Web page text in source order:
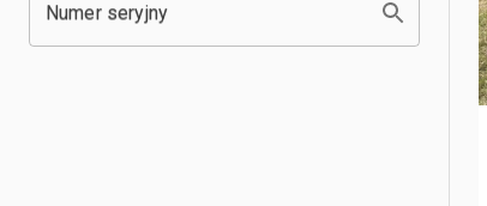
Numer seryjny